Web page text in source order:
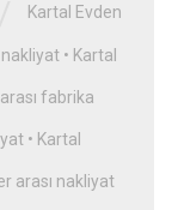
Kartal Evden
nakliyat • Kartal
fabrika
• Kartal
arası nakliyat